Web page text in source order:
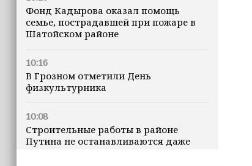
Фонд Кадырова оказал помощь
семье, пострадавшей при пожаре в
Шатойском районе
10:16
В Грозном отметили День
физкультурника
10:08
Строительные работы в районе
Путина не останавливаются даже